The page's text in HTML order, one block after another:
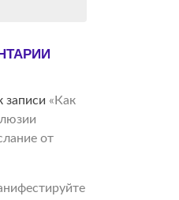
записи «Как
от